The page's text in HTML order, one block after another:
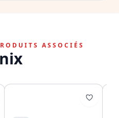
ASSOCIÉS